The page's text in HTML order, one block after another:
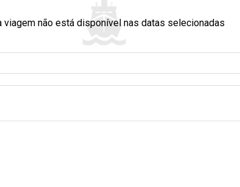
Maya Bay, conhecida mundialmente graças ao filme “A
tranquilo e contrastante.
É óptima para aqueles que querem uma pausa dos
relaxar, desfrutar da natureza e afastar-se das zonas
viagem não está disponível nas datas selecionadas